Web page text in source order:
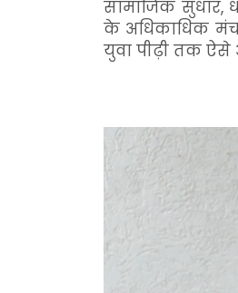
सामाजिक सुधार,
के अधिकाधिक
युवा पीढ़ी तक ऐसे